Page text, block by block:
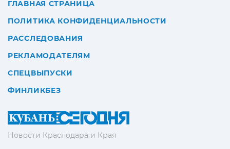
Новости Краснодара и Края
ГЛАВНАЯ СТРАНИЦА
ПОЛИТИКА КОНФИДЕНЦИАЛЬНОСТИ
РАССЛЕДОВАНИЯ
РЕКЛАМОДАТЕЛЯМ
СПЕЦВЫПУСКИ
ФИНЛИКБЕЗ